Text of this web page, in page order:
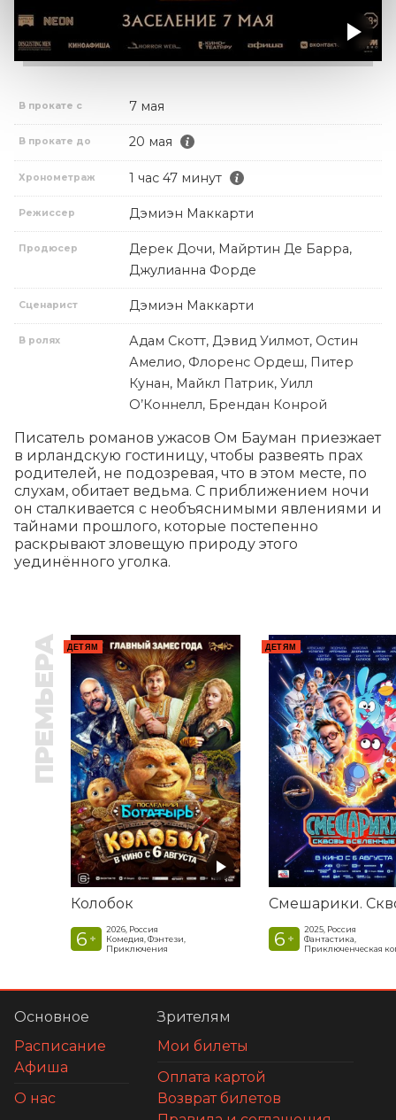
В прокате с 7 мая
В прокате до 20 мая
Хронометраж 1 час 47 минут
Режиссер Дэмиэн Маккарти
Продюсер
Дерек Дочи, Майртин Де Барра,
Джулианна Форде
Сценарист Дэмиэн Маккарти
В ролях
Адам Скотт, Дэвид Уилмот, Остин
Амелио, Флоренс Ордеш, Питер
Кунан, Майкл Патрик, Уилл
О’Коннелл, Брендан Конрой
Писатель романов ужасов Ом Бауман приезжает
в ирландскую гостиницу, чтобы развеять прах
родителей, не подозревая, что в этом месте, по
слухам, обитает ведьма. С приближением ночи
он сталкивается с необъяснимыми явлениями и
тайнами прошлого, которые постепенно
раскрывают зловещую природу этого
уединённого уголка.
ПРЕМЬЕРА ДЕТЯМ
Колобок
6 +
2026, Россия
Комедия, Фэнтези,
Приключения
ДЕТЯМ
6 +
2025, Россия
Фантастика,
Приключенческая
Основное
Расписание
Афиша
О нас
Зрителям
Мои билеты
Оплата картой
Возврат билетов